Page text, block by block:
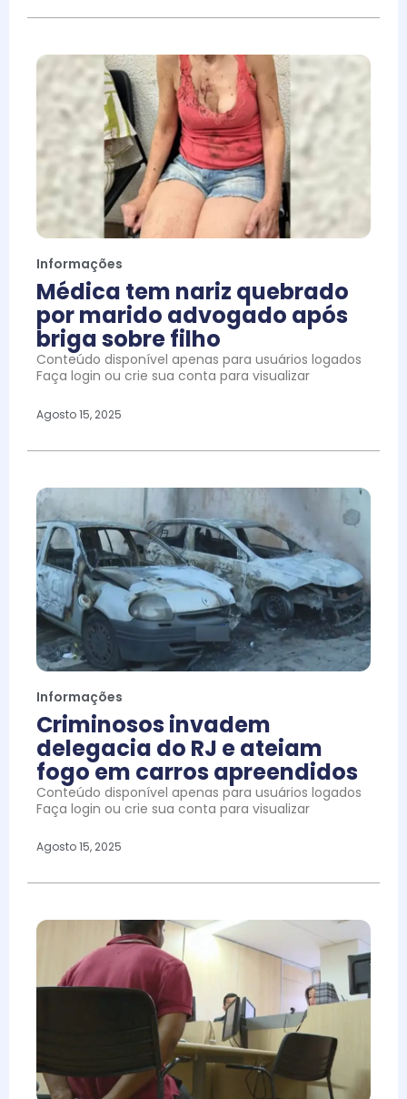
Informações
Médica tem nariz quebrado
por marido advogado após
briga sobre filho
Conteúdo disponível apenas para usuários logados
Faça login ou crie sua conta para visualizar
Agosto 15, 2025
Informações
Criminosos invadem
delegacia do RJ e ateiam
fogo em carros apreendidos
Conteúdo disponível apenas para usuários logados
Faça login ou crie sua conta para visualizar
Agosto 15, 2025